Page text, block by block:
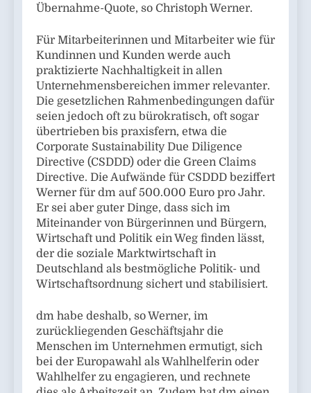
Übernahme-Quote, so Christoph Werner.
Für Mitarbeiterinnen und Mitarbeiter wie für
Kundinnen und Kunden werde auch
praktizierte Nachhaltigkeit in allen
Unternehmensbereichen immer relevanter.
Die gesetzlichen Rahmenbedingungen dafür
seien jedoch oft zu bürokratisch, oft sogar
übertrieben bis praxisfern, etwa die
Corporate Sustainability Due Diligence
Directive (CSDDD) oder die Green Claims
Directive. Die Aufwände für CSDDD beziffert
Werner für dm auf 500.000 Euro pro Jahr.
Er sei aber guter Dinge, dass sich im
Miteinander von Bürgerinnen und Bürgern,
Wirtschaft und Politik ein Weg finden lässt,
der die soziale Marktwirtschaft in
Deutschland als bestmögliche Politik- und
Wirtschaftsordnung sichert und stabilisiert.
dm habe deshalb, so Werner, im
zurückliegenden Geschäftsjahr die
Menschen im Unternehmen ermutigt, sich
bei der Europawahl als Wahlhelferin oder
Wahlhelfer zu engagieren, und rechnete